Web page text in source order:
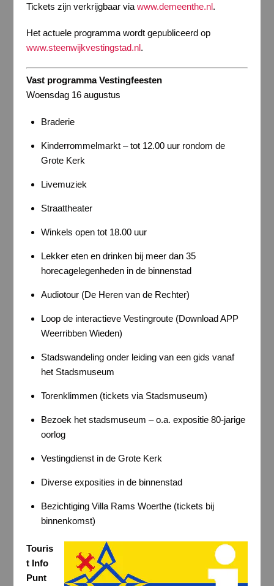
Tickets zijn verkrijgbaar via www.demeenthe.nl.
Het actuele programma wordt gepubliceerd op
www.steenwijkvestingstad.nl.
Vast programma Vestingfeesten
Woensdag 16 augustus
Braderie
Kinderrommelmarkt – tot 12.00 uur rondom de
Grote Kerk
Livemuziek
Straattheater
Winkels open tot 18.00 uur
Lekker eten en drinken bij meer dan 35
horecagelegenheden in de binnenstad
Audiotour (De Heren van de Rechter)
Loop de interactieve Vestingroute (Download APP
Weerribben Wieden)
Stadswandeling onder leiding van een gids vanaf
het Stadsmuseum
Torenklimmen (tickets via Stadsmuseum)
Bezoek het stadsmuseum – o.a. expositie 80-jarige
oorlog
Vestingdienst in de Grote Kerk
Diverse exposities in de binnenstad
Bezichtiging Villa Rams Woerthe (tickets bij
binnenkomst)
Touris
t Info
Punt